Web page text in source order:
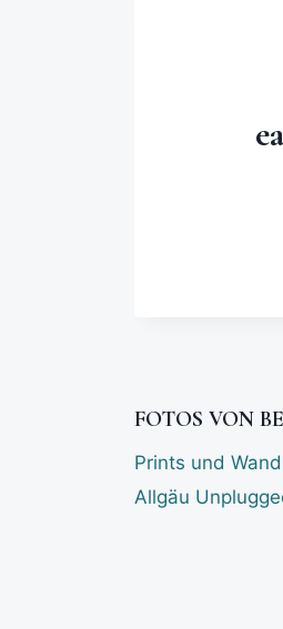
FOTOS VON
Prints und
Allgäu